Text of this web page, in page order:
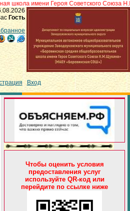
имени Героя Советского Союза
Гость
Вход
Чтобы оценить условия
предоставления услуг
используйте QR-код или
перейдите по ссылке ниже